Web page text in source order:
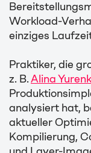
Workload-
einziges
Praktiker, die
z. B.Alina
analysiert hat,
aktueller
Kompilierung,